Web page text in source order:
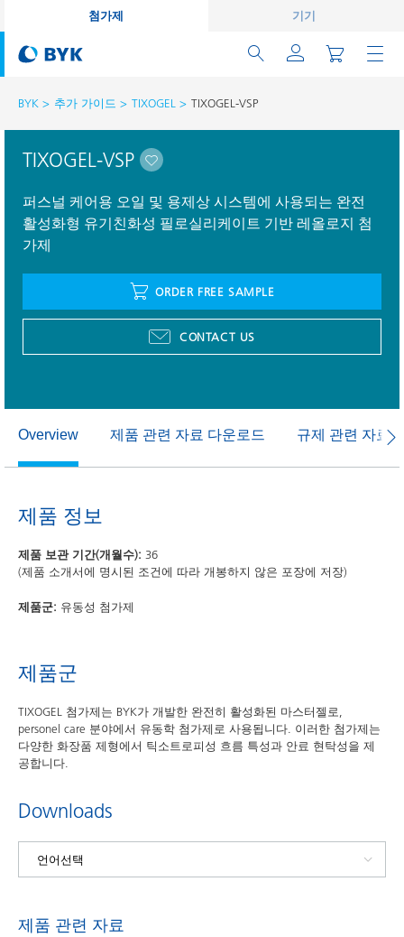
첨가제 기기
BYK 추가 가이드 TIXOGEL TIXOGEL-VSP
TIXOGEL-VSP
퍼스널 케어용 오일 및 용제상 시스템에 사용되는 완전
활성화형 유기친화성 필로실리케이트 기반 레올로지 첨
가제
ORDER FREE SAMPLE
CONTACT US
Overview 제품 관련 자료 다운로드 규제 관련 자료
제품 정보
제품 보관 기간(개월수): 36
(제품 소개서에 명시된 조건에 따라 개봉하지 않은 포장에 저장)
제품군: 유동성 첨가제
제품군
TIXOGEL 첨가제는 BYK가 개발한 완전히 활성화된 마스터젤로,
personel care 분야에서 유동학 첨가제로 사용됩니다. 이러한 첨가제는
다양한 화장품 제형에서 틱소트로피성 흐름 특성과 안료 현탁성을 제
공합니다.
Downloads
제품 관련 자료